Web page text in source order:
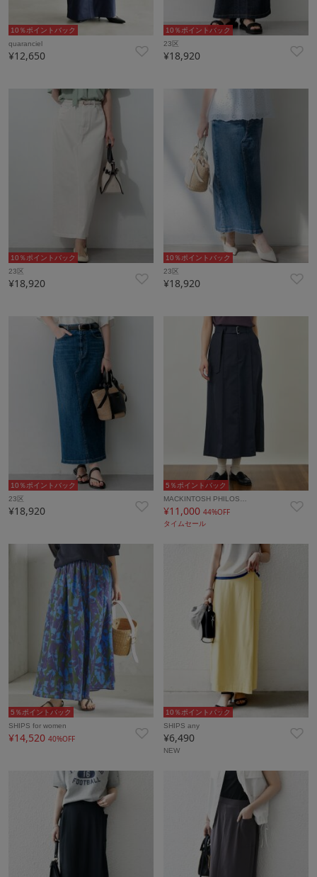
10％ポイントバック
quaranciel
¥12,650
10％ポイントバック
23区
¥18,920
10％ポイントバック
23区
¥18,920
10％ポイントバック
23区
¥18,920
10％ポイントバック
23区
¥18,920
5％ポイントバック
MACKINTOSH PHILOS…
¥11,00044%OFF
タイムセール
5％ポイントバック
SHIPS for women
¥14,520 40%OFF
10％ポイントバック
SHIPS any
¥6,490
NEW